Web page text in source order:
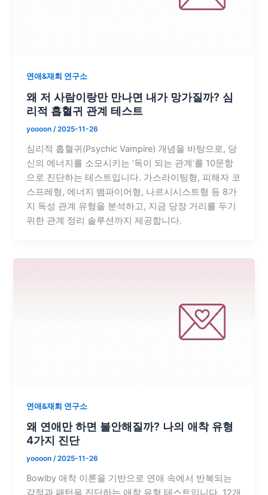
연애&재회 연구소
왜 저 사람이랑만 만나면 내가 망가질까? 심
리적 흡혈귀 관계 테스트
yoooon /2025-11-26
심리적 흡혈귀(Psychic Vampire) 개념을 바탕으로, 당
신의 에너지를 소모시키는 ‘독이 되는 관계’를 10문항
으로 진단하는 테스트입니다. 가스라이팅형, 피해자 코
스프레형, 에너지 뱀파이어형, 나르시시스트형 등 8가
지 독성 관계 유형을 분석하고, 지금 당장 거리를 두기
위한 관계 정리 솔루션까지 제공합니다.
연애&재회 연구소
왜 연애만 하면 불안해질까? 나의 애착 유형
4가지 진단
yoooon/2025-11-26
Bowlby 애착 이론을 기반으로 연애 속에서 반복되는
감정과 패턴을 진단하는 애착 유형 테스트입니다. 12개